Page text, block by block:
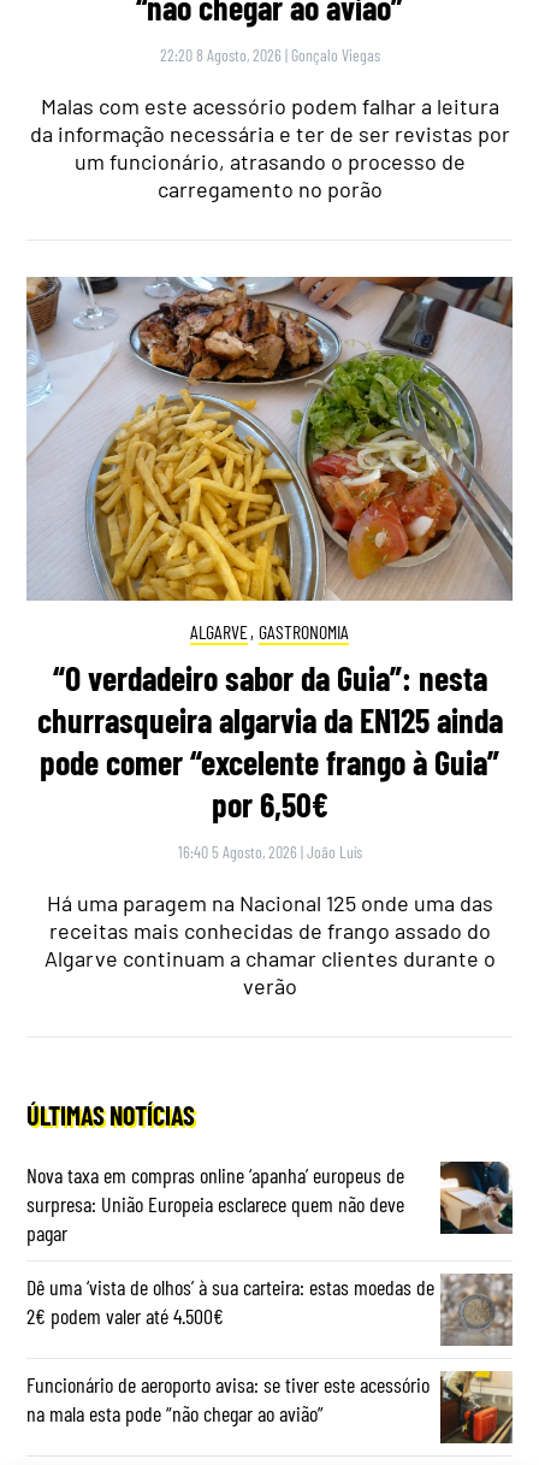
22:20 8 Agosto, 2026 | Gonçalo Viegas
Malas com este acessório podem falhar a leitura
da informação necessária e ter de ser revistas por
um funcionário, atrasando o processo de
carregamento no porão
ALGARVE, GASTRONOMIA
“O verdadeiro sabor da Guia”: nesta
churrasqueira algarvia da EN125 ainda
pode comer “excelente frango à Guia”
por 6,50€
16:40 5 Agosto, 2026 |João Luís
Há uma paragem na Nacional 125 onde uma das
receitas mais conhecidas de frango assado do
Algarve continuam a chamar clientes durante o
verão
ÚLTIMAS NOTÍCIAS
Nova taxa em compras online ‘apanha’ europeus de
surpresa: União Europeia esclarece quem não deve
pagar
Dê uma ‘vista de olhos’ à sua carteira: estas moedas de
2€ podem valer até 4.500€
Funcionário de aeroporto avisa: se tiver este acessório
na mala esta pode “não chegar ao avião”